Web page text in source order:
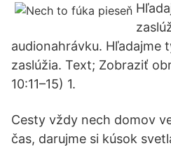
audionahrávku. Hľadajme
zaslúžia. Text; Zobraziť
10:11–15) 1.
Cesty vždy nech domov
čas, darujme si kúsok